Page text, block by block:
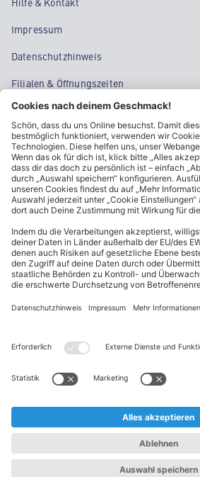
Impressum
Datenschutzhinweis
Filialen & Öffnungszeiten
Kontakt
Cookie-Einstellungen
Kundeninformationen
ALDI Nord folgen
* Wir bitten um Beachtung, dass diese
begrenzter Anzahl zur Verfügung stehen.
ausverkauft sein.
** Wir bitten um Beachtung, dass diese
Anzahl zur Verfügung stehen. Sie können
Zeiten der Aktion ausverkauft sein.